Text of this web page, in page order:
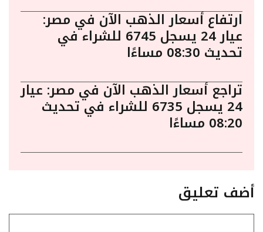
ارتفاع أسعار الذهب الآن في مصر:
عيار 24 يسجل 6745 للشراء في
تحديث 08:30 مساءًا
تراجع أسعار الذهب الآن في مصر: عيار
24 يسجل 6735 للشراء في تحديث
08:20 مساءًا
أضف تعليق